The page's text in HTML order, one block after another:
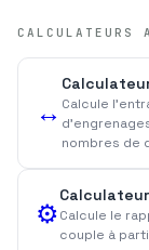
CALCULATEURS
↔️ Calcule
nombres de
⚙️Calcule le
couple à